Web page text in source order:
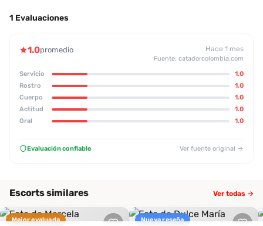
1 Evaluaciones
1.0promedio Hace 1 mes
Fuente: catadorcolombia.com
Servicio
1.0
Rostro
1.0
Cuerpo
1.0
Actitud
1.0
Oral
1.0
Evaluación confiable Ver fuente original →
Escorts similares Ver todas →
Mejor evaluada Nueva reseña